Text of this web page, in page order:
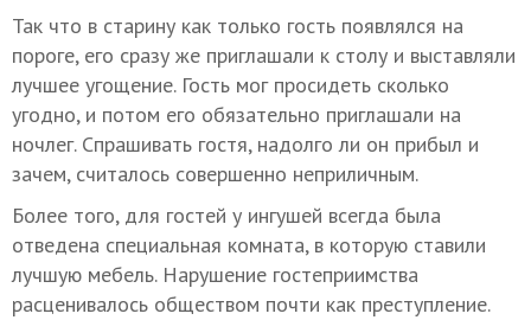
Так что в старину как только гость появлялся на
пороге, его сразу же приглашали к столу и выставляли
лучшее угощение. Гость мог просидеть сколько
угодно, и потом его обязательно приглашали на
ночлег. Спрашивать гостя, надолго ли он прибыл и
зачем, считалось совершенно неприличным.
Более того, для гостей у ингушей всегда была
отведена специальная комната, в которую ставили
лучшую мебель. Нарушение гостеприимства
расценивалось обществом почти как преступление.